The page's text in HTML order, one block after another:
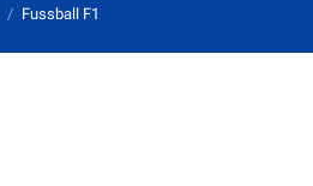
Fussball F1